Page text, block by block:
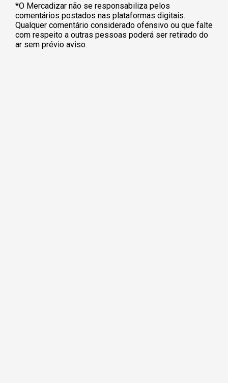
*O Mercadizar não se responsabiliza pelos
comentários postados nas plataformas digitais.
Qualquer comentário considerado ofensivo ou que falte
com respeito a outras pessoas poderá ser retirado do
ar sem prévio aviso.